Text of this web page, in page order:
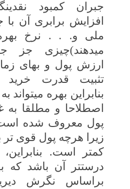
جبران کمبود
افزایش برابری آن
ملی و. . . نرخ‏
می‏دهند)چیزی جز
ارزش پول و بهای
تثبیت قدرت‏ خرید
بنابراین بهره می‏تواند
اصطلاحا و مطلقا
پول‏ معروف شده
زیرا هرچه پول‏ قوی‏ تر
کمتر است.
درست‏تر آن باشد که
براساس نگرش